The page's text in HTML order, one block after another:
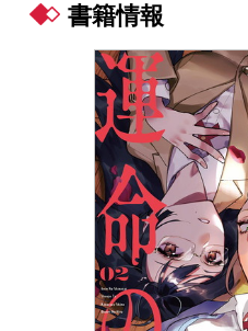
グッズ
会社情報
スクウェア・エニックス サイト内検索
書籍情報